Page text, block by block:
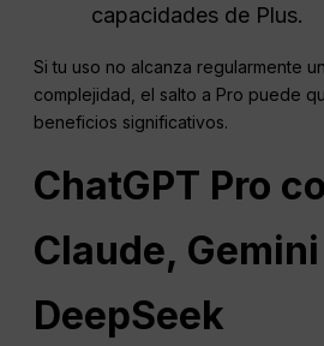
capacidades de Plus.
Si tu uso no alcanza regularmente
complejidad, el salto a Pro puede
beneficios significativos.
ChatGPT Pro
Claude,
DeepSeek